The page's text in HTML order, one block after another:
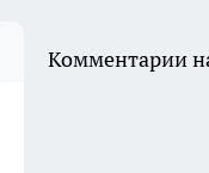
Комментарии